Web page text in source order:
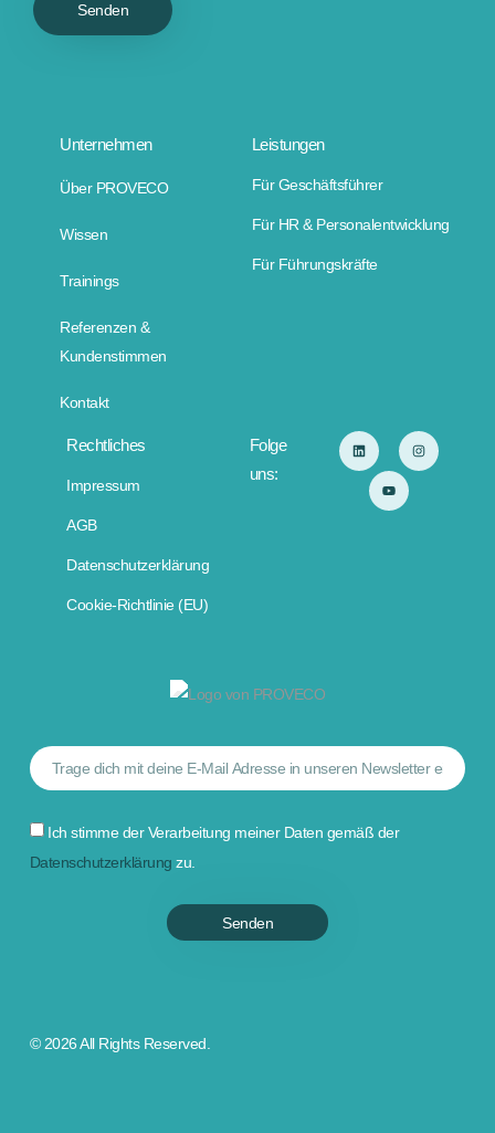
Senden
Ich stimme der Verarbeitung meiner Daten gemäß der
Datenschutzerklärung zu.
Senden
© 2026 All Rights Reserved.
Unternehmen
Über PROVECO
Wissen
Trainings
Referenzen &
Kundenstimmen
Kontakt
Leistungen
Für Geschäftsführer
Für HR & Personalentwicklung
Für Führungskräfte
Rechtliches
Impressum
AGB
Datenschutzerklärung
Cookie-Richtlinie (EU)
Folge
uns: